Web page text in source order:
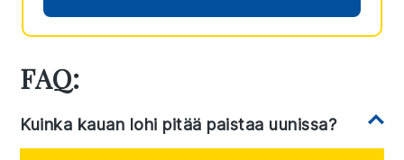
FAQ:
Kuinka kauan lohi pitää paistaa uunissa?